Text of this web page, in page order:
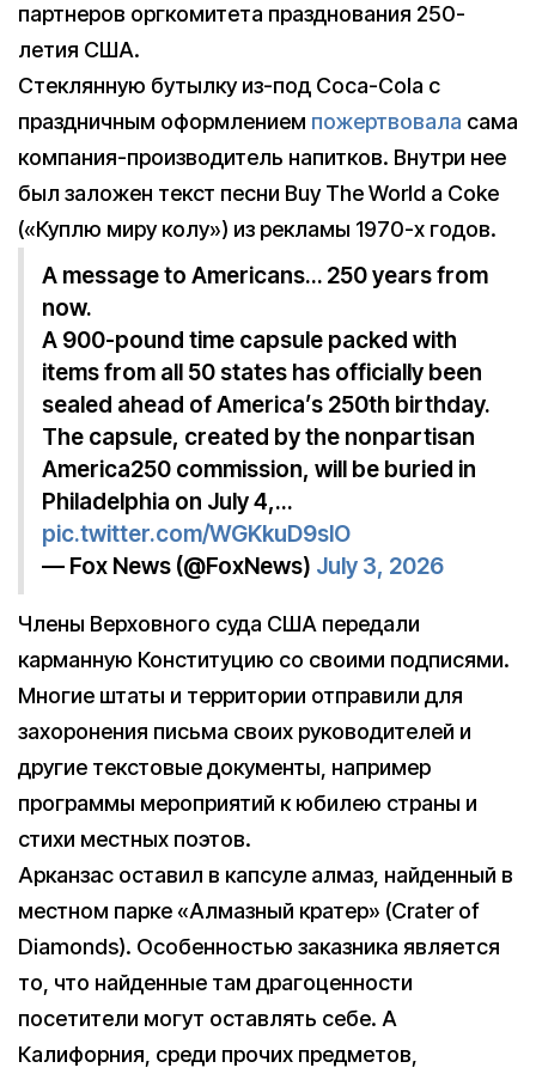
партнеров оргкомитета празднования 250-
летия США.
Стеклянную бутылку из-под Coca-Cola с
праздничным оформлением пожертвовала сама
компания-производитель напитков. Внутри нее
был заложен текст песни Buy The World a Coke
(«Куплю миру колу») из рекламы 1970-х годов.
A message to Americans… 250 years from
now.
A 900-pound time capsule packed with
items from all 50 states has officially been
sealed ahead of America’s 250th birthday.
The capsule, created by the nonpartisan
America250 commission, will be buried in
Philadelphia on July 4,…
pic.twitter.com/WGKkuD9slO
— Fox News (@FoxNews) July 3, 2026
Члены Верховного суда США передали
карманную Конституцию со своими подписями.
Многие штаты и территории отправили для
захоронения письма своих руководителей и
другие текстовые документы, например
программы мероприятий к юбилею страны и
стихи местных поэтов.
Арканзас оставил в капсуле алмаз, найденный в
местном парке «Алмазный кратер» (Crater of
Diamonds). Особенностью заказника является
то, что найденные там драгоценности
посетители могут оставлять себе. А
Калифорния, среди прочих предметов,